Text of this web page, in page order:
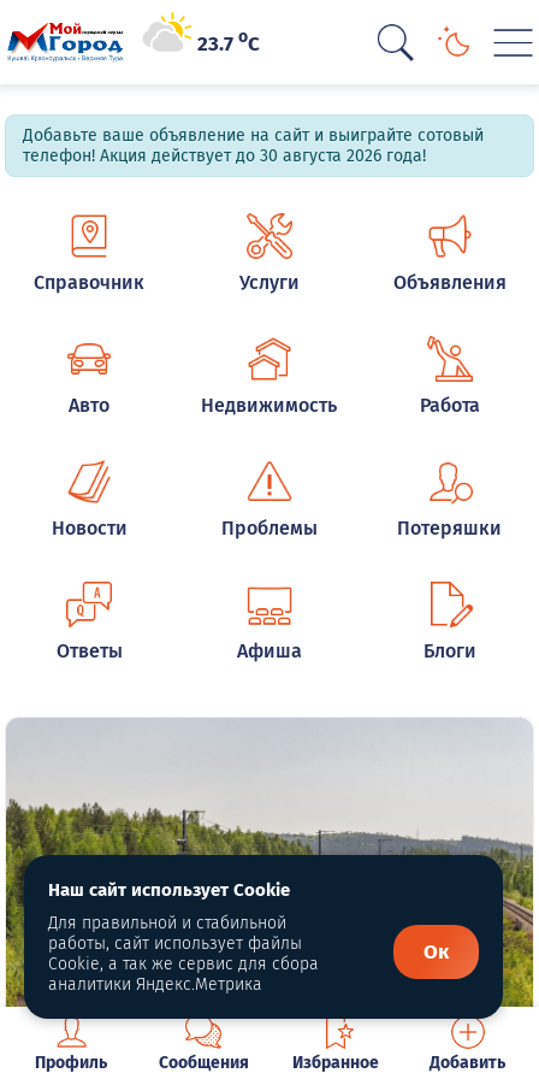
23.7oC
Добавьте ваше объявление на сайт и выиграйте сотовый
телефон! Акция действует до 30 августа 2026 года!
Справочник Услуги Объявления
Авто Недвижимость Работа
Новости Проблемы Потеряшки
Ответы Афиша Блоги
«Финист» Екатеринбург – Нижняя
Профиль Сообщения Избранное Добавить
Наш сайт использует Cookie
Для правильной и стабильной
работы, сайт использует файлы
Cookie, а так же сервис для сбора
аналитики Яндекс.Метрика
Ок